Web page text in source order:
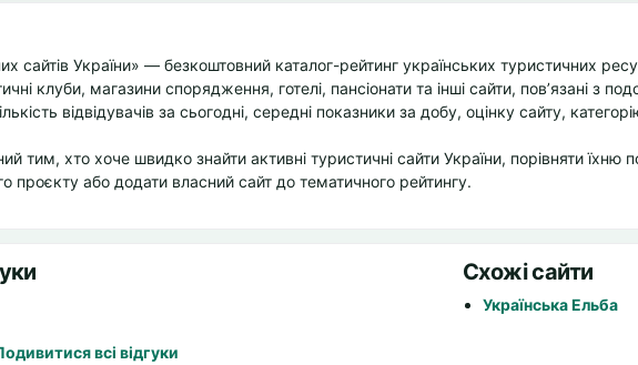
сайтів України» — безкоштовний каталог-рейтинг українських туристичних
клуби, магазини спорядження, готелі, пансіонати та інші сайти, пов’язані з
відвідувачів за сьогодні, середні показники за добу, оцінку сайту,
тим, хто хоче швидко знайти активні туристичні сайти України, порівняти їхню
проєкту або додати власний сайт до тематичного рейтингу.
всі відгуки
Схожі сайти
Українська Ельба